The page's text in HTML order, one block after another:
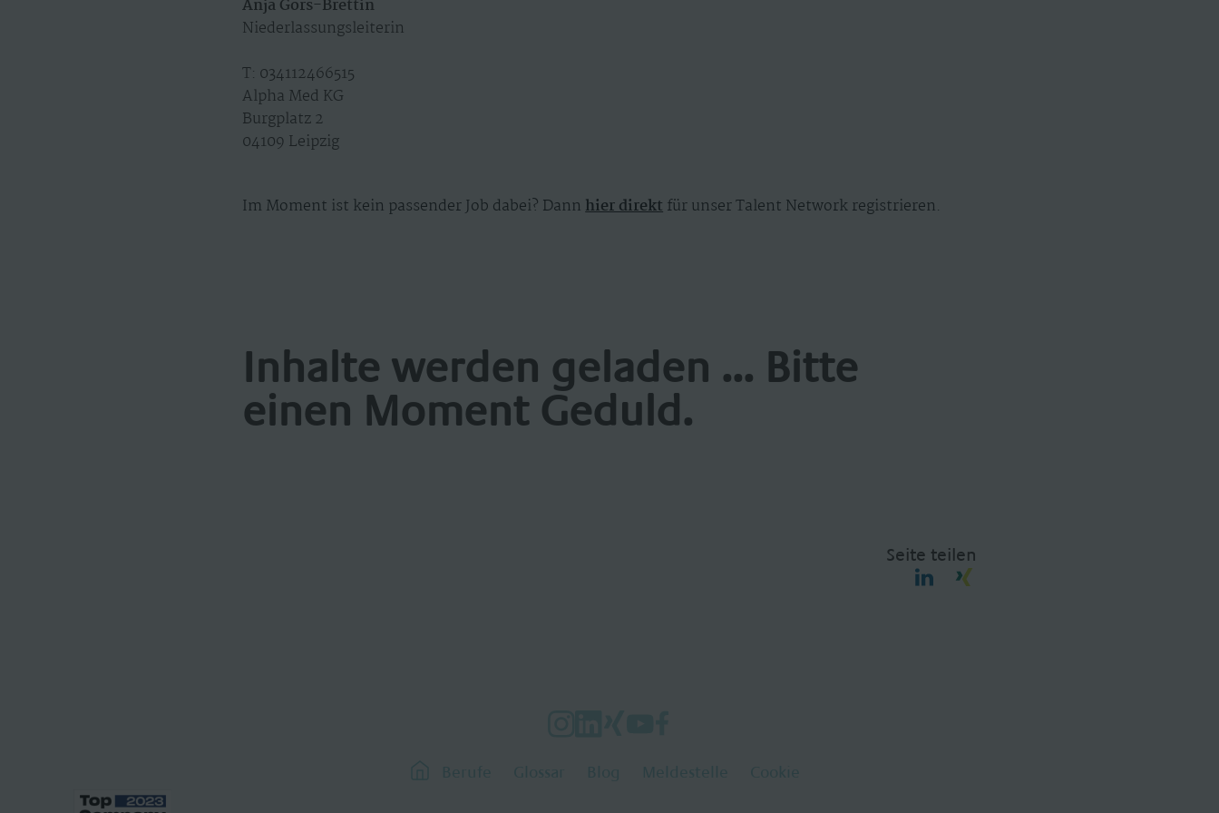
Anja Görs-Brettin
Niederlassungsleiterin
T: 034112466515
Alpha Med KG
Burgplatz 2
04109 Leipzig
Im Moment ist kein passender Job dabei? Dannhier direktfür unser Talent Network registrieren.
Inhalte werden geladen ... Bitte
einen Moment Geduld.
Seite teilen